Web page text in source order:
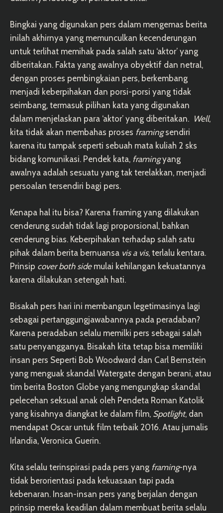
Bingkai yang digunakan pers dalam mengemas berita
inilah akhirnya yang memunculkan kecenderungan
untuk terlihat memihak pada salah satu ‘aktor’ yang
diberitakan. Fakta yang awalnya obyektif dan netral,
dengan proses pembingkaian pers, berkembang
menjadi keberpihakan dan porsi-porsi yang tidak
seimbang, termasuk pilihan kata yang digunakan
dalam menjelaskan para ‘aktor’ yang diberitakan. Well,
kita tidak akan membahas proses framingsendiri
karena itu tampak seperti sebuah mata kuliah 2 sks
bidang komunikasi. Pendek kata, framingyang
awalnya adalah sesuatu yang tak terelakkan, menjadi
persoalan tersendiri bagi pers.
Kenapa hal itu bisa? Karena framing yang dilakukan
cenderung sudah tidak lagi proporsional, bahkan
cenderung bias. Keberpihakan terhadap salah satu
pihak dalam berita bernuansa vis a vis, terlalu kentara.
Prinsip cover both sidemulai kehilangan kekuatannya
karena dilakukan setengah hati.
Bisakah pers hari ini membangun legetimasinya lagi
sebagai pertanggungjawabannya pada peradaban?
Karena peradaban selalu memilki pers sebagai salah
satu penyangganya. Bisakah kita tetap bisa memiliki
insan pers Seperti Bob Woodward dan Carl Bernstein
yang menguak skandal Watergate dengan berani, atau
tim berita Boston Globe yang mengungkap skandal
pelecehan seksual anak oleh Pendeta Roman Katolik
yang kisahnya diangkat ke dalam film, Spotlight, dan
mendapat Oscar untuk film terbaik 2016. Atau jurnalis
Irlandia, Veronica Guerin.
Kita selalu terinspirasi pada pers yang framing-nya
tidak berorientasi pada kekuasaan tapi pada
kebenaran. Insan-insan pers yang berjalan dengan
prinsip mereka keadilan dalam membuat berita selalu